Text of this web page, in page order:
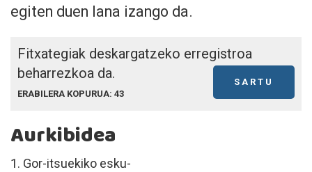
egiten duen lana izango da.
Fitxategiak deskargatzeko erregistroa
beharrezkoa da.
SARTU
ERABILERA KOPURUA: 43
Aurkibidea
1. Gor-itsuekiko esku-